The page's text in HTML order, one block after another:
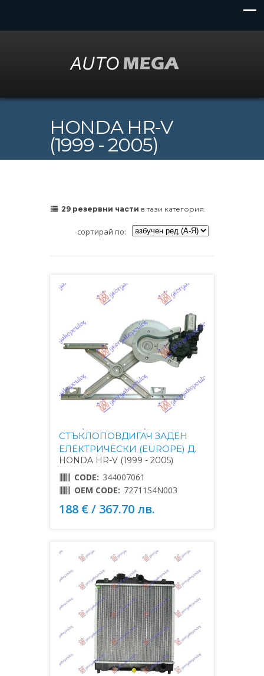
HONDA HR-V
(1999 - 2005)
29 резервни части в тази категория.
сортирай по:
СТЪКЛОПОВДИГАЧ ЗАДЕН
ЕЛЕКТРИЧЕСКИ (EUROPE) Д.
HONDA HR-V (1999 - 2005)
CODE: 344007061
OEM CODE: 72711S4N003
188 € / 367.70 лв.